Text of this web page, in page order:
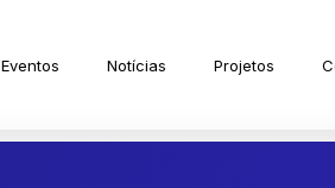
Eventos Notícias Projetos